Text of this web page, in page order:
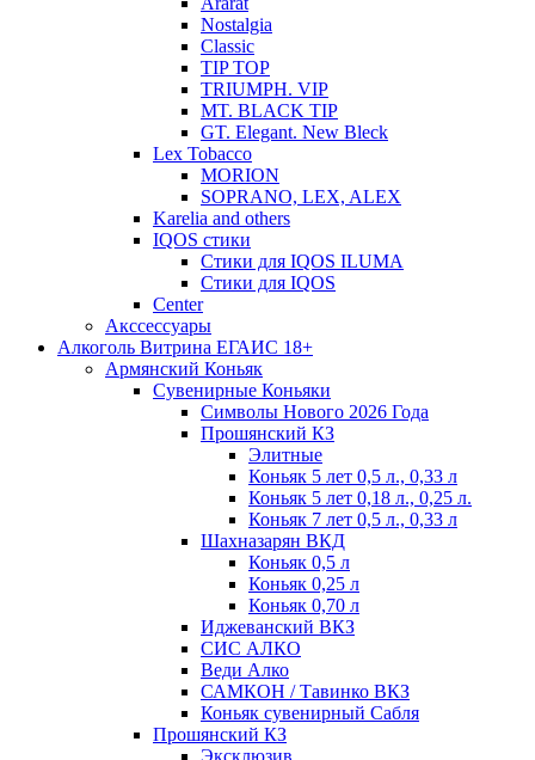
Nostalgia
Classic
TIP TOP
TRIUMPH. VIP
MT. BLACK TIP
GT. Elegant. New Bleck
Lex Tobacco
MORION
SOPRANO, LEX, ALEX
Karelia and others
IQOS стики
Стики для IQOS ILUMA
Стики для IQOS
Сenter
Акссессуары
Алкоголь Витрина ЕГАИС 18+
Армянский Коньяк
Сувенирные Коньяки
Символы Нового 2026 Года
Прошянский КЗ
Элитные
Коньяк 5 лет 0,5 л., 0,33 л
Коньяк 5 лет 0,18 л., 0,25 л.
Коньяк 7 лет 0,5 л., 0,33 л
Шахназарян ВКД
Коньяк 0,5 л
Коньяк 0,25 л
Коньяк 0,70 л
Иджеванский ВКЗ
СИС АЛКО
Веди Алко
САМКОН / Тавинко ВКЗ
Коньяк сувенирный Сабля
Прошянский КЗ
Эксклюзив